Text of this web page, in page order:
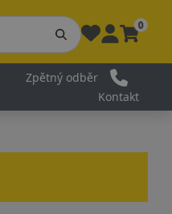
0
Zpětný odběr
Kontakt